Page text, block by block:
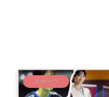
スポーツ